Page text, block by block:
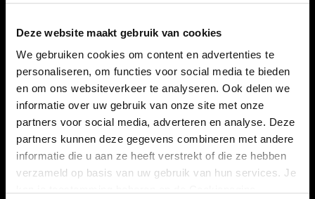
Deze website maakt gebruik van cookies
We gebruiken cookies om content en advertenties te
personaliseren, om functies voor social media te bieden
en om ons websiteverkeer te analyseren. Ook delen we
informatie over uw gebruik van onze site met onze
partners voor social media, adverteren en analyse. Deze
partners kunnen deze gegevens combineren met andere
informatie die u aan ze heeft verstrekt of die ze hebben
verzameld op basis van uw gebruik van hun services. Je
Navigeer naar
CLUB
TEAMS
STADION
SUPPORTERS
FOUNDATION
KAARTVERKOOP